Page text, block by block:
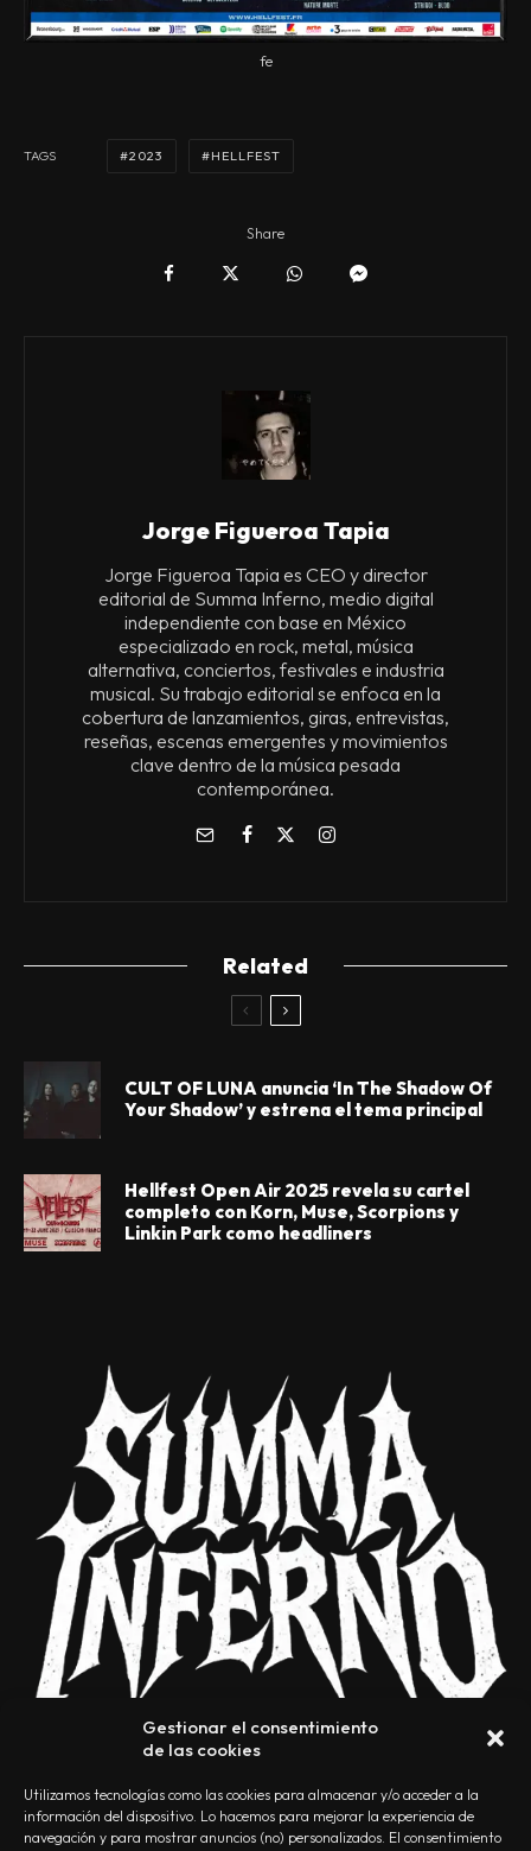
Gestionar el consentimiento
de las cookies
Utilizamos tecnologías como las cookies para almacenar y/o acceder a la
información del dispositivo. Lo hacemos para mejorar la experiencia de
navegación y para mostrar anuncios (no) personalizados. El consentimiento
fe
TAGS 2023 HELLFEST
Share
Jorge Figueroa Tapia
Jorge Figueroa Tapia es CEO y director
editorial de Summa Inferno, medio digital
independiente con base en México
especializado en rock, metal, música
alternativa, conciertos, festivales e industria
musical. Su trabajo editorial se enfoca en la
cobertura de lanzamientos, giras, entrevistas,
reseñas, escenas emergentes y movimientos
clave dentro de la música pesada
contemporánea.
Related
CULT OF LUNA anuncia ‘In The Shadow Of
Your Shadow’ y estrena el tema principal
Hellfest Open Air 2025 revela su cartel
completo con Korn, Muse, Scorpions y
Linkin Park como headliners